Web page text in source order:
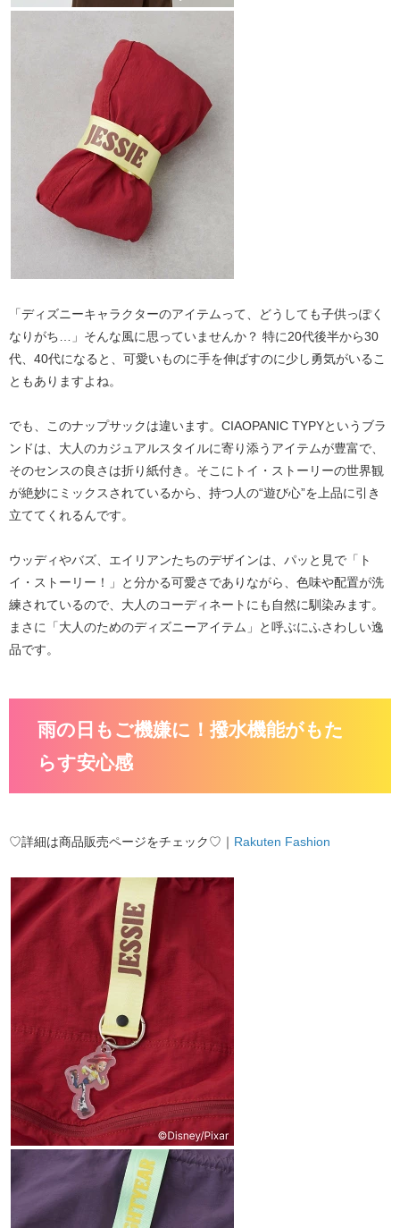
「ディズニーキャラクターのアイテムって、どうしても子供っぽく
なりがち…」そんな風に思っていませんか？ 特に20代後半から30
代、40代になると、可愛いものに手を伸ばすのに少し勇気がいるこ
ともありますよね。
でも、このナップサックは違います。CIAOPANIC TYPYというブラ
ンドは、大人のカジュアルスタイルに寄り添うアイテムが豊富で、
そのセンスの良さは折り紙付き。そこに トイ・ストーリーの世界観
が絶妙にミックスされているから、持つ人の“遊び心”を上品に引き
立ててくれるんです。
ウッディやバズ、エイリアンたちのデザインは、パッと見で「ト
イ・ストーリー！」と分かる可愛さでありながら、色味や配置が洗
練されているので、大人のコーディネートにも自然に馴染みます。
まさに「大人のためのディズニーアイテム」と呼ぶにふさわしい逸
品です。
雨の日もご機嫌に！撥水機能がもた
らす安心感
♡詳細は商品販売ページをチェック♡｜ Rakuten Fashion